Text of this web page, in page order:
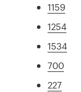
1159
1254
1534
700
227